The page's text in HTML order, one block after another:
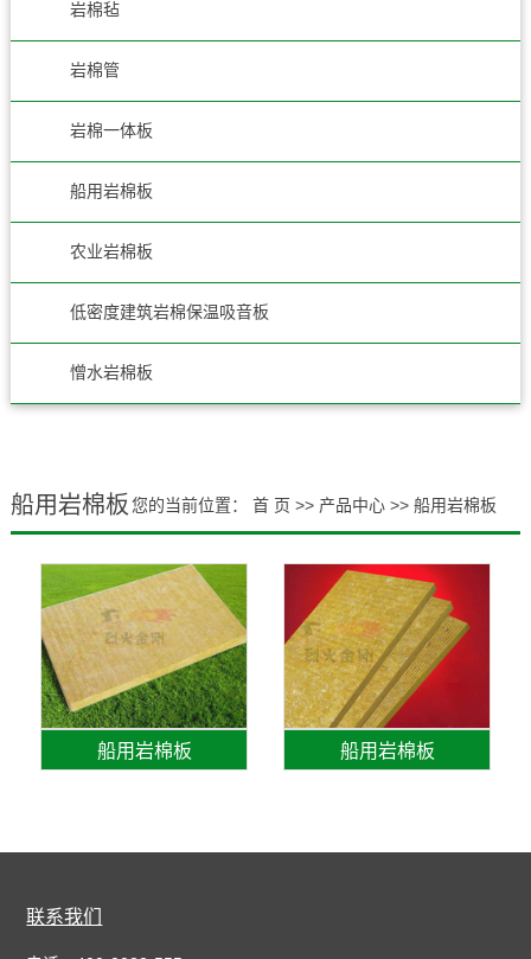
岩棉毡
岩棉管
岩棉一体板
船用岩棉板
农业岩棉板
低密度建筑岩棉保温吸音板
憎水岩棉板
船用岩棉板 您的当前位置： 首 页 >> 产品中心 >> 船用岩棉板
船用岩棉板 船用岩棉板
联系我们